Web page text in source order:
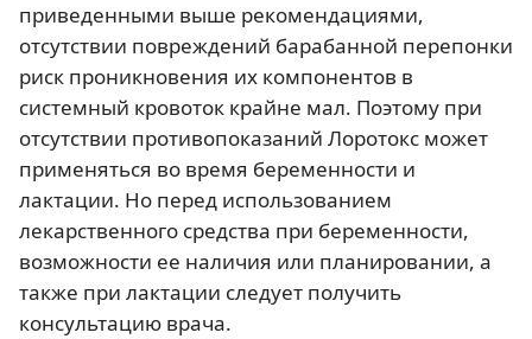
приведенными выше рекомендациями,
отсутствии повреждений барабанной перепонки
риск проникновения их компонентов в
системный кровоток крайне мал. Поэтому при
отсутствии противопоказаний Лоротокс может
применяться во время беременности и
лактации. Но перед использованием
лекарственного средства при беременности,
возможности ее наличия или планировании, а
также при лактации следует получить
консультацию врача.